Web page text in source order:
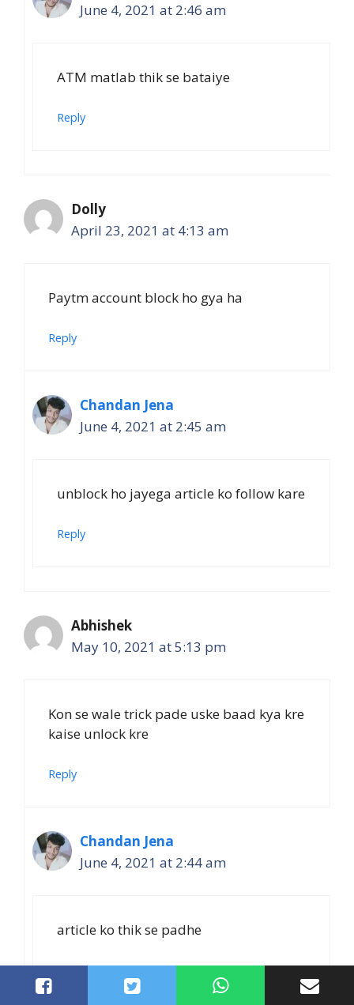
June 4, 2021 at 2:46 am
ATM matlab thik se bataiye
Reply
Dolly
April 23, 2021 at 4:13 am
Paytm account block ho gya ha
Reply
Chandan Jena
June 4, 2021 at 2:45 am
unblock ho jayega article ko follow kare
Reply
Abhishek
May 10, 2021 at 5:13 pm
Kon se wale trick pade uske baad kya kre
kaise unlock kre
Reply
Chandan Jena
June 4, 2021 at 2:44 am
article ko thik se padhe
Reply